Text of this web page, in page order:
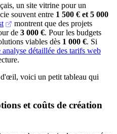
un site vitrine pour un
souvent entre 1 500 € et 5 000
montrent que des projets
de 3 000 €. Pour les budgets
viables dès 1 000 €. Si
analyse détaillée des tarifs web
voici un petit tableau qui
et coûts de création